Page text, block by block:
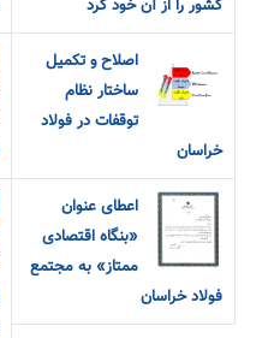
کشور را از آن خود کرد
اصلاح و تکمیل
ساختار نظام
توقفات در فولاد
خراسان
اعطای عنوان
«بنگاه اقتصادی
ممتاز» به مجتمع
فولاد خراسان